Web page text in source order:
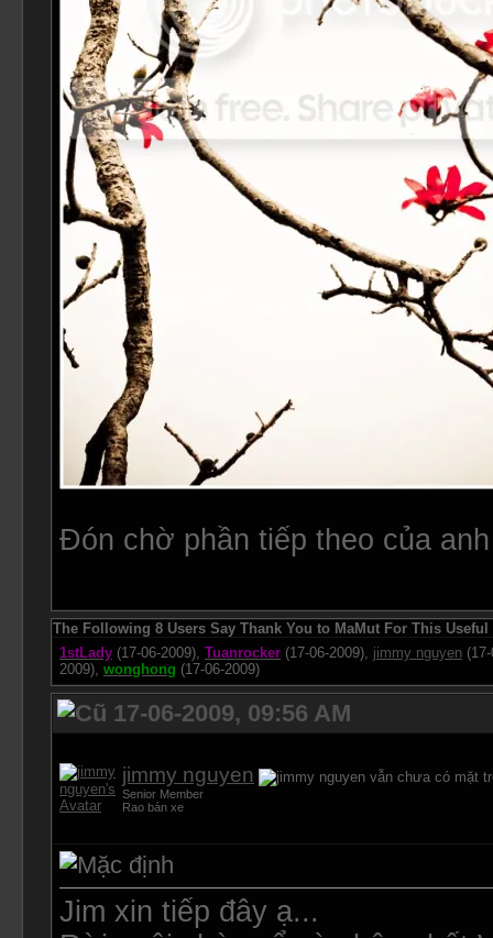
Đón chờ phần tiếp theo của
The Following 8 Users Say Thank You to MaMut For This Useful
1stLady (17-06-2009), Tuanrocker (17-06-2009), jimmy nguyen
2009), wonghong (17-06-2009)
17-06-2009, 09:56 AM
jimmy nguyen
Senior Member
Rao bán xe
Jim xin tiếp đây ạ...